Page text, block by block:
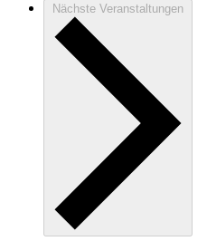
Nächste Veranstaltungen